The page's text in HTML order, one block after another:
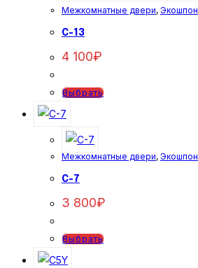
Межкомнатные двери, Экошпон
C-13
4 100₽
ВыбратьЭтот
вариаций.
можно
Межкомнатные двери, Экошпон
C-7
3 800₽
ВыбратьЭтот